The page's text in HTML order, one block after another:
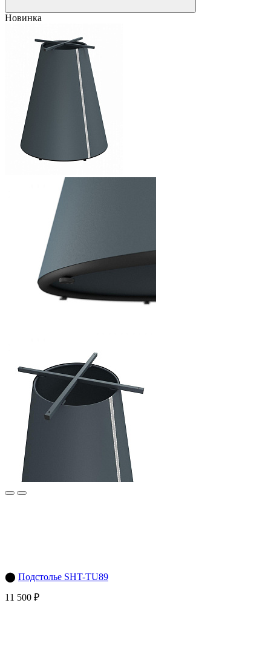
Новинка
⬤ Подстолье SHT-TU89
11 500 ₽